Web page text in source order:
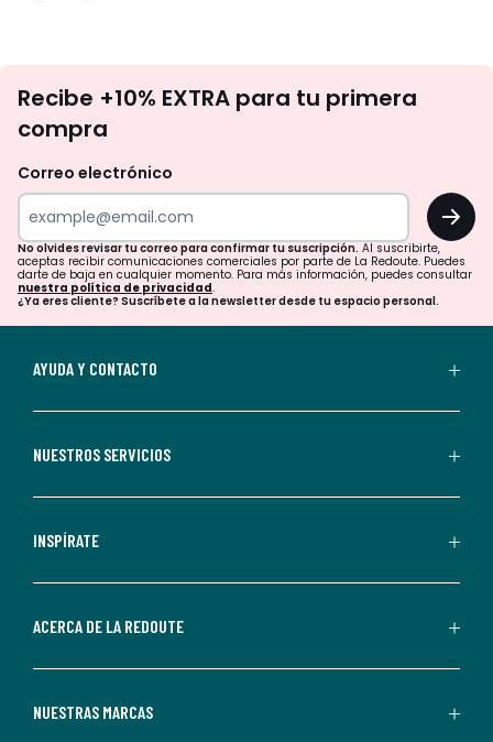
te
tu
para
confirmar
tu
suscripción.
aceptas
comerciales
personalizadas
parte
Redoute.
Recibe +10% EXTRA para tu primera
compra
Correo electrónico
OK
No olvides revisar tu correo para confirmar tu suscripción. Al suscribirte,
aceptas recibir comunicaciones comerciales por parte de La Redoute. Puedes
darte de baja en cualquier momento. Para más información, puedes consultar
nuestra política de privacidad.
¿Ya eres cliente? Suscríbete a la newsletter desde tu espacio personal.
AYUDA Y CONTACTO
NUESTROS SERVICIOS
INSPÍRATE
ACERCA DE LA REDOUTE
NUESTRAS MARCAS